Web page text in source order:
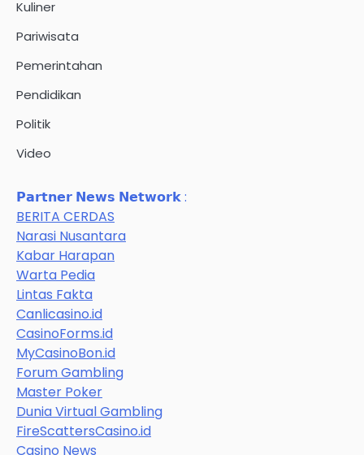
Kuliner
Pariwisata
Pemerintahan
Pendidikan
Politik
Video
𝗣𝗮𝗿𝘁𝗻𝗲𝗿 𝗡𝗲𝘄𝘀 𝗡𝗲𝘁𝘄𝗼𝗿𝗸 :
BERITA CERDAS
Narasi Nusantara
Kabar Harapan
Warta Pedia
Lintas Fakta
Canlicasino.id
CasinoForms.id
MyCasinoBon.id
Forum Gambling
Master Poker
Dunia Virtual Gambling
FireScattersCasino.id
Casino News